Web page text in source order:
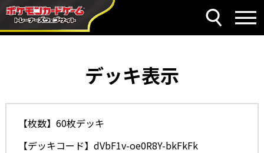
デッキ表示
【枚数】60枚デッキ
【デッキコード】 dVbF1v-oe0R8Y-bkFkFk